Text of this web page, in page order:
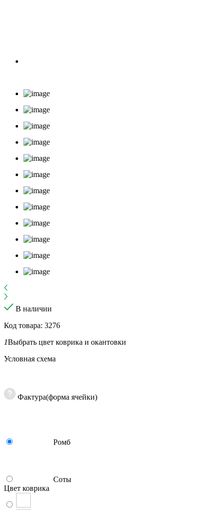
В наличии
Код товара: 3276
1Выбрать цвет коврика и окантовки
Условная схема
Фактура(форма ячейки)
Ромб
Соты
Цвет коврика